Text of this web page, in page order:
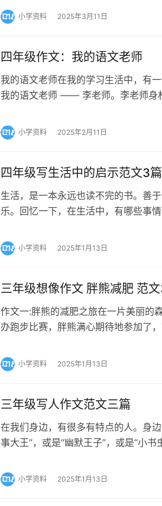
小学资料 2025年3月11日
四年级作文：我的语文老师
我的语文老师在我的学习生活中，有
我的语文老师 —— 李老师。李老师身
小学资料 2025年2月11日
四年级写生活中的启示范文3篇
生活，是一本永远也读不完的书。善
乐。回忆一下，在生活中，有哪些事
小学资料 2025年1月13日
三年级想像作文 胖熊减肥 范
作文一:胖熊的减肥之旅在一片美丽的
办跑步比赛，胖熊满心期待地参加了
小学资料 2025年1月13日
三年级写人作文范文三篇
在我们身边，有很多有特点的人。身
事大王”，或是“幽默王子”，或是“小
小学资料 2025年1月13日